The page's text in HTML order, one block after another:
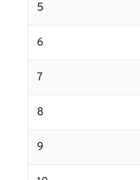
5
6
7
8
9